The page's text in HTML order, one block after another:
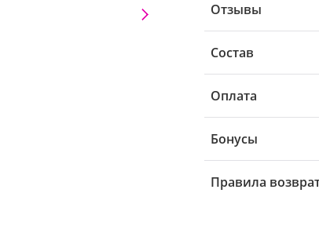
Отзывы
Состав
Оплата
Бонусы
Правила